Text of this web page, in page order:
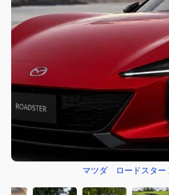
マツダ ロードスタ